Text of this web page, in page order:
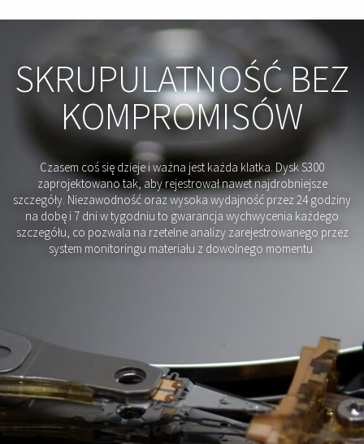
SKRUPULATNOŚĆ BEZ
KOMPROMISÓW
Czasem coś się dzieje i ważna jest każda klatka. Dysk S300
zaprojektowano tak, aby rejestrował nawet najdrobniejsze
szczegóły. Niezawodność oraz wysoka wydajność przez 24 godziny
na dobę i 7 dni w tygodniu to gwarancja wychwycenia każdego
szczegółu, co pozwala na rzetelne analizy zarejestrowanego przez
system monitoringu materiału z dowolnego momentu.